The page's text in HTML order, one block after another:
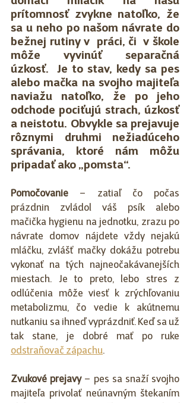
prítomnosť zvykne natoľko, že
sa u neho po našom návrate do
bežnej rutiny v  práci, či  v škole
môže vyvinúť separačná
úzkosť.  Je to stav, kedy sa pes
alebo mačka na svojho majiteľa
naviažu natoľko, že po jeho
odchode pociťujú strach, úzkosť
a neistotu. Obvykle sa prejavuje
rôznymi druhmi nežiadúceho
správania, ktoré nám môžu
pripadať ako „pomsta“.
Pomočovanie – zatiaľ čo počas
prázdnin zvládol váš psík alebo
mačička hygienu na jednotku, zrazu po
návrate domov nájdete vždy nejakú
mláčku, zvlášť mačky dokážu potrebu
vykonať na tých najneočakávanejších
miestach. Je to preto, lebo stres z
odlúčenia môže viesť k zrýchľovaniu
metabolizmu, čo vedie k akútnemu
nutkaniu sa ihneď vyprázdniť. Keď sa už
odstraňovač zápachu.
Zvukové prejavy – pes sa snaží svojho
majiteľa privolať neúnavným štekaním